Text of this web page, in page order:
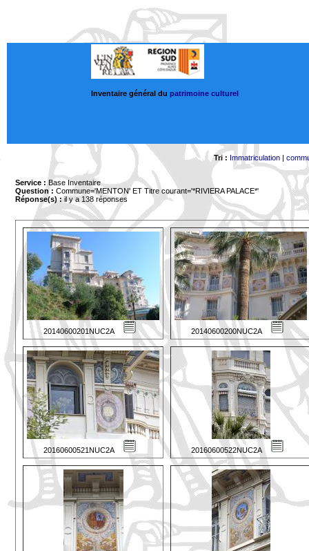
Inventaire général du patrimoine culturel
Tri : Immatriculation|
Service : Base Inventaire
Question : Commune='MENTON' ET Titre courant='*RIVIERA PALACE*'
Réponse(s) :il y a 138 réponses
20140600201NUC2A 20140600200NUC2A
20160600521NUC2A 20160600522NUC2A